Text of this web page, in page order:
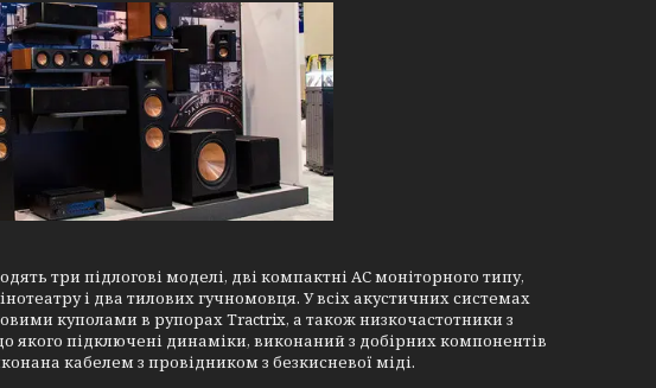
три підлогові моделі, дві компактні АС моніторного типу,
і два тилових гучномовця. У всіх акустичних системах
куполами в рупорах Tractrix, а також низкочастотники з
підключені динаміки, виконаний з добірних компонентів
кабелем з провідником з безкисневої міді.